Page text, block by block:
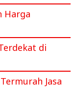
Harga
di
Jasa